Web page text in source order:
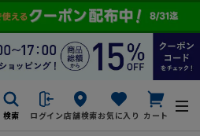
検索 ログイン店舗検索お気に入り カート